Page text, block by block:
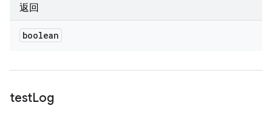
返回
boolean
testLog